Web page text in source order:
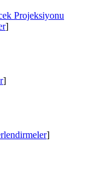
Projeksiyonu
]
]
]